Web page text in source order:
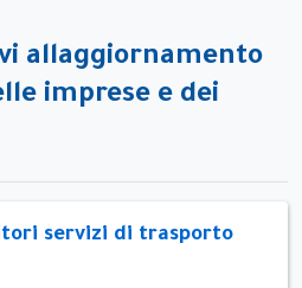
allaggiornamento
imprese e dei
servizi di trasporto